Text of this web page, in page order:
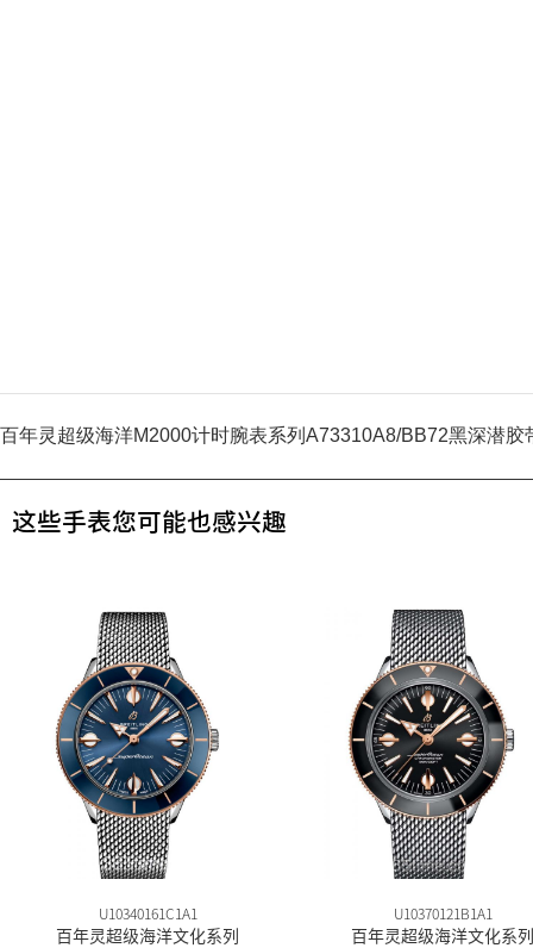
百年灵超级海洋M2000计时腕表系列A73310A8/BB72黑深潜胶
这些手表您可能也感兴趣
U10340161C1A1
百年灵超级海洋文化系列
U10370121B1A1
百年灵超级海洋文化系列